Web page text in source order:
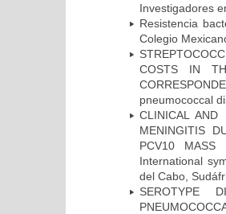
Investigadores
Resistencia
Colegio
COSTS IN
pneumococcal
CLINICAL AND
MENINGITIS
PCV10 MASS
International
del Cabo,
SEROTYPE